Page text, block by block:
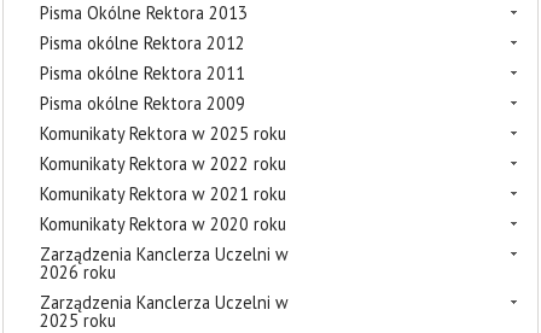
Pisma Okólne Rektora 2013
Pisma okólne Rektora 2012
Pisma okólne Rektora 2011
Pisma okólne Rektora 2009
Komunikaty Rektora w 2025 roku
Komunikaty Rektora w 2022 roku
Komunikaty Rektora w 2021 roku
Komunikaty Rektora w 2020 roku
Zarządzenia Kanclerza Uczelni w
2026 roku
Zarządzenia Kanclerza Uczelni w
2025 roku